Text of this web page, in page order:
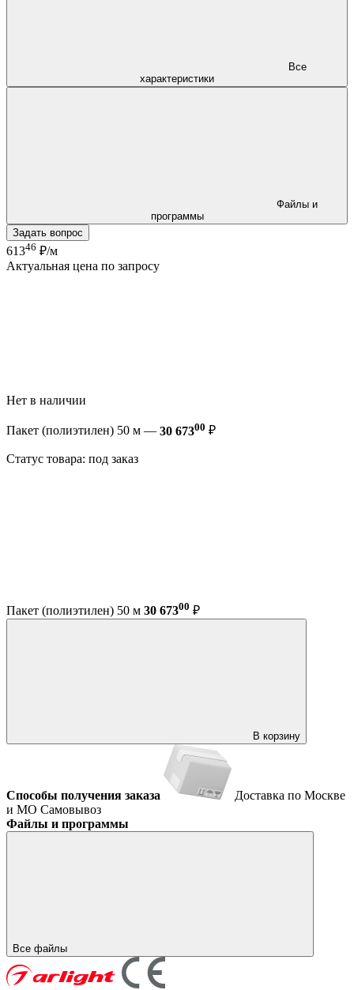
характеристики
программы
Задать вопрос
61346 ₽/м
Актуальная цена по запросу
Нет в наличии
Пакет (полиэтилен) 50 м — 30 67300 ₽
Статус товара: под заказ
Пакет (полиэтилен) 50 м 30 67300 ₽
В корзину
Способы получения заказа
Доставка по Москве
и МО Самовывоз
Файлы и программы
Все файлы